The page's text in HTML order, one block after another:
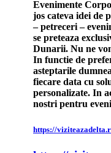
Evenimente
jos cateva idei de
– petreceri –
se preteaza
Dunarii. Nu ne
In functie de
asteptarile
fiecare data cu
personalizate. In
nostri pentru
https://